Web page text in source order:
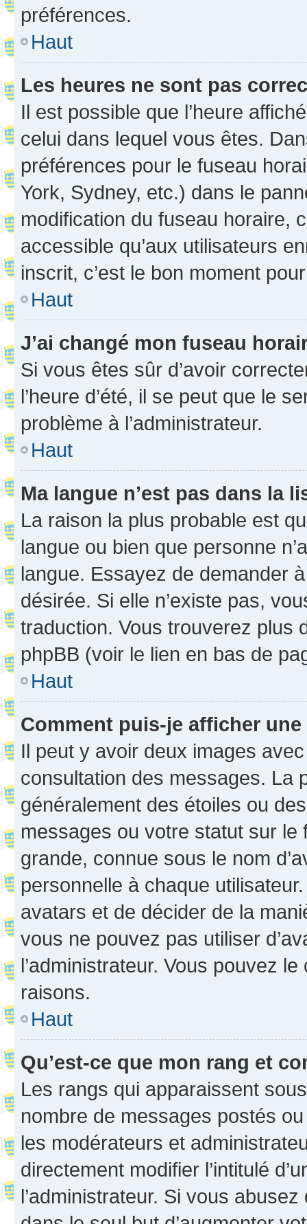
préférences.
Haut
Les heures ne sont pas
Il est possible que l’heure
celui dans lequel vous êtes.
préférences pour le fuseau
York, Sydney, etc.) dans le
modification du fuseau horaire,
accessible qu’aux utilisateurs
inscrit, c’est le bon moment
Haut
J’ai changé mon fuseau
Si vous êtes sûr d’avoir
l’heure d’été, il se peut que le
problème à l’administrateur.
Haut
Ma langue n’est pas dans la
La raison la plus probable est
langue ou bien que personne
langue. Essayez de demander
désirée. Si elle n’existe pas,
traduction. Vous trouverez plus
phpBB (voir le lien en bas de
Haut
Comment puis-je afficher
Il peut y avoir deux images
consultation des messages. La
généralement des étoiles ou
messages ou votre statut sur
grande, connue sous le nom
personnelle à chaque utilisateur.
avatars et de décider de la
vous ne pouvez pas utiliser
l’administrateur. Vous pouvez
raisons.
Haut
Qu’est-ce que mon rang et
Les rangs qui apparaissent
nombre de messages postés
les modérateurs et
directement modifier l’intitulé
l’administrateur. Si vous